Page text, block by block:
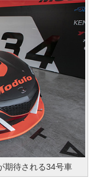
期待される34号車